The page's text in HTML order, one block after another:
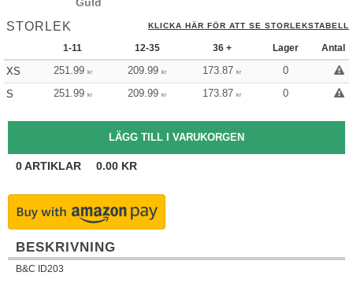
STORLEK KLICKA HÄR FÖR ATT SE STORLEKSTABELL
1-11 12-35 36 + Lager Antal
XS 251.99 kr 209.99 kr 173.87 kr
0
S
251.99 kr 209.99 kr 173.87 kr 0
0ARTIKLAR 0.00 KR
BESKRIVNING
B&C ID203